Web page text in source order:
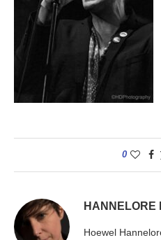
0
HANNELORE
Hoewel